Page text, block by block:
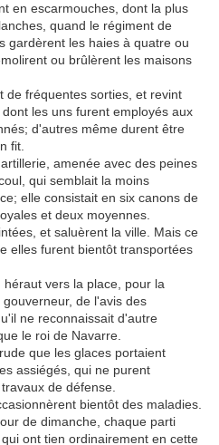
en escarmouches, dont la plus
quand le régiment de
gardèrent les haies à quatre ou
ou brûlèrent les maisons
de fréquentes sorties, et revint
les uns furent employés aux
d'autres même durent être
fit.
amenée avec des peines
qui semblait la moins
elle consistait en six canons de
et deux moyennes.
et saluèrent la ville. Mais ce
elles furent bientôt transportées
vers la place, pour la
de l'avis des
ne reconnaissait d'autre
le roi de Navarre.
que les glaces portaient
assiégés, qui ne purent
de défense.
bientôt des maladies.
de dimanche, chaque parti
ont tien ordinairement en cette